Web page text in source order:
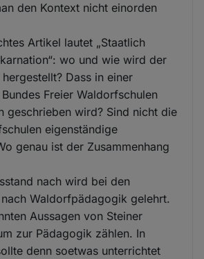
den Kontext nicht einorden
Artikel lautet „Staatlich
wo und wie wird der
Dass in einer
Freier Waldorfschulen
geschrieben wird? Sind nicht die
eigenständige
genau ist der Zusammenhang
nach wird bei den
Waldorfpädagogik gelehrt.
Aussagen von Steiner
zur Pädagogik zählen. In
denn soetwas unterrichtet